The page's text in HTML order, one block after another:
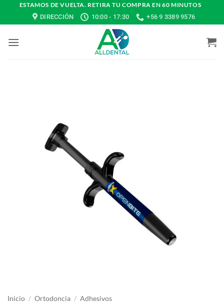
ESTAMOS DE VUELTA. RETIRA TU COMPRA EN 60 MINUTOS
DIRECCIÓN
10:00 - 17:30 +56 9 3389 9576
Inicio / Ortodoncia / Adhesivos